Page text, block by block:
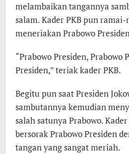
melambaikan tangannya
salam. Kader PKB pun
meneriakan Prabowo
“Prabowo Presiden, Prabowo
Presiden,” teriak kader PKB.
Begitu pun saat Presiden
sambutannya kemudian
salah satunya Prabowo.
bersorak Prabowo Presiden
tangan yang sangat meriah.